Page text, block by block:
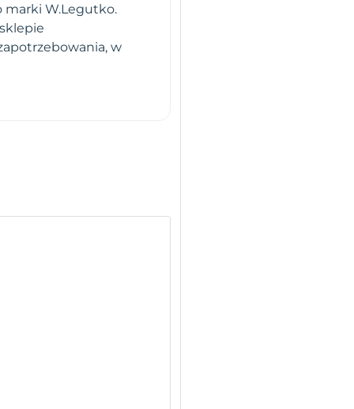
marki W.Legutko.
w